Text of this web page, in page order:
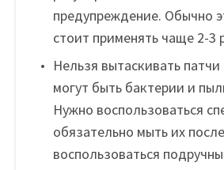
предупреждение. Обычно
стоит применять чаще 2-3
Нельзя вытаскивать
могут быть бактерии и
Нужно воспользоваться
обязательно мыть их
воспользоваться